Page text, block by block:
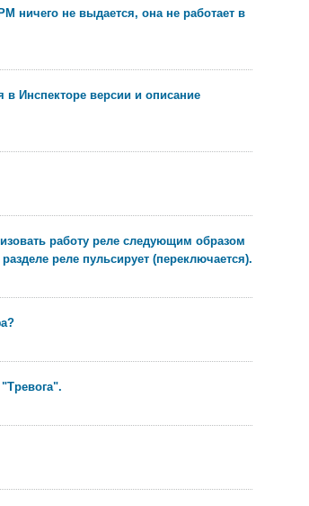
ничего не выдается, она не работает в
в Инспекторе версии и описание
работу реле следующим образом
реле пульсирует (переключается).